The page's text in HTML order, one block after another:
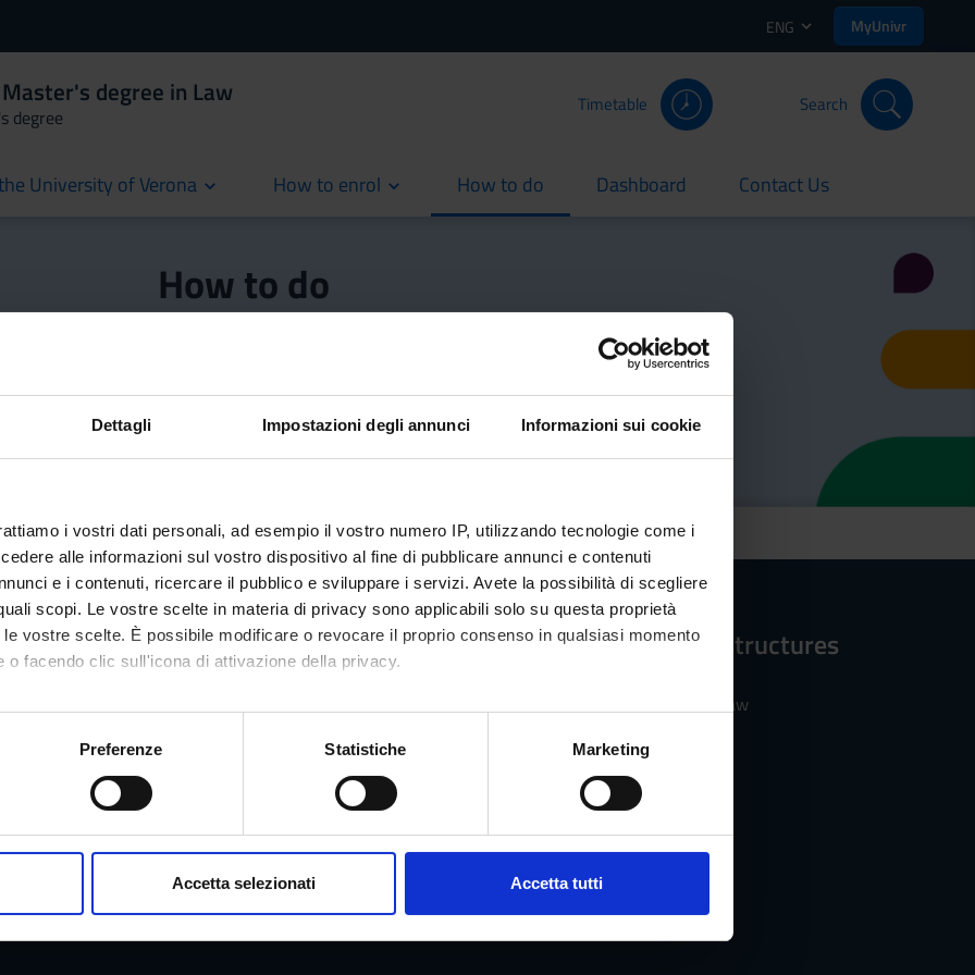
Dettagli Impostazioni degli annunci Informazioni sui cookie
i vostri dati personali, ad esempio il vostro numero IP, utilizzando tecnologie come i
alle informazioni sul vostro dispositivo al fine di pubblicare annunci e contenuti
e i contenuti, ricercare il pubblico e sviluppare i servizi. Avete la possibilità di scegliere
scopi. Le vostre scelte in materia di privacy sono applicabili solo su questa proprietà
vostre scelte. È possibile modificare o revocare il proprio consenso in qualsiasi momento
o facendo clic sull'icona di attivazione della privacy.
anche:
sulla tua posizione geografica, con un'approssimazione di qualche metro,
in qualsiasi momento dalla Dichiarazione sui cookie.
e social media, i quali potrebbero combinarle con altre informazioni che hai fornito loro o
Preferenze Statistiche Marketing
Accetta selezionati Accetta tutti
ENG MyUnivr
degree in Law
degree
Timetable Search
University of Verona How to enrol How to do
current Dashboard
current Contact Us
current
How to do
the services and opportunities available to students, from enrollment to
University of Verona
Services and Faq
Companies and local authorities
Faq
Reference structures
Department of Law